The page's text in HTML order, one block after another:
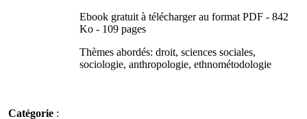
Ebook gratuit à télécharger au format PDF - 842
Ko - 109 pages
Thèmes abordés: droit, sciences sociales,
sociologie, anthropologie, ethnométodologie
Catégorie :